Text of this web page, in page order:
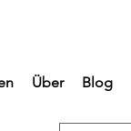
Über Blog